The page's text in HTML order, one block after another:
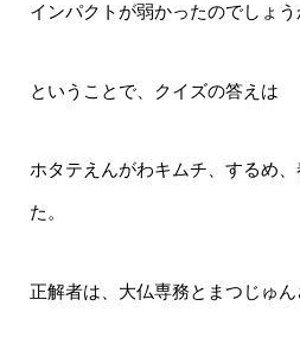
インパクトが弱かったのでしょう
ということで、クイズの答えは
ホタテえんがわキムチ、するめ
た。
正解者は、大仏専務とまつじゅん